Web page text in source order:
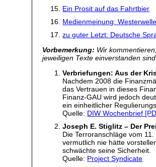
Ein Prosit auf das Fahrtbier
Medienmeinung:
zu guter Letzt: Deutsche
Vorbemerkung: Wir
jeweiligen Texte einverstanden
Verbriefungen: Aus der
Nachdem 2008 die
das Vertrauen in dieses
Finanz-GAU wird jedoch
ein einheitlicher
Quelle: DIW Wochenbrief
Joseph E. Stiglitz – Der
Die Terroranschläge vom
vermutlich nie hätte
schwächte seine Sicherheit.
Quelle: Project Syndicate